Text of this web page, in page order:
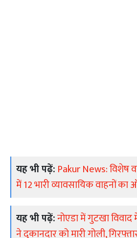
यह भी पढ़ें: Pakur News: विशेष
में 12 भारी व्यावसायिक वाहनों
यह भी पढ़ें:नोएडा में गुटखा
ने दुकानदार को मारी गोली,